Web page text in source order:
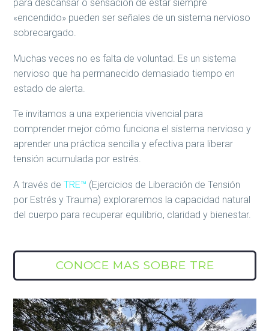
para descansar o sensación de estar siempre
«encendido» pueden ser señales de un sistema nervioso
sobrecargado.
Muchas veces no es falta de voluntad. Es un sistema
nervioso que ha permanecido demasiado tiempo en
estado de alerta.
Te invitamos a una experiencia vivencial para
comprender mejor cómo funciona el sistema nervioso y
aprender una práctica sencilla y efectiva para liberar
tensión acumulada por estrés.
A través deTRE™ (Ejercicios de Liberación de Tensión
por Estrés y Trauma) exploraremos la capacidad natural
del cuerpo para recuperar equilibrio, claridad y bienestar.
CONOCE MAS SOBRE TRE